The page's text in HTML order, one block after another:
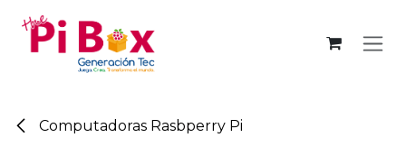
Computadoras Rasbperry Pi